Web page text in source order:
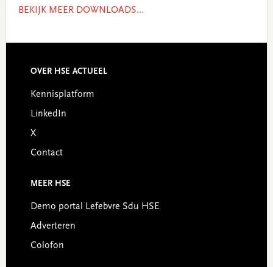
BEKIJK MEER DOWNLOADS...
Footer
OVER HSE ACTUEEL
Kennisplatform
LinkedIn
X
Contact
MEER HSE
Demo portal Lefebvre Sdu HSE
Adverteren
Colofon